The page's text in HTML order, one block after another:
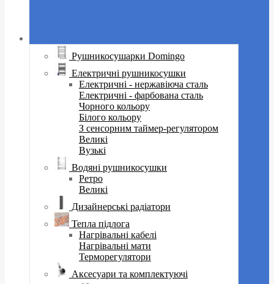
Рушникосушарки Domingo
Електричні рушникосушки
Електричні - нержавіюча сталь
Електричні - фарбована сталь
Чорного кольору
Білого кольору
З сенсорним таймер-регулятором
Великі
Вузькі
Водяні рушникосушки
Ретро
Великі
Дизайнерські радіатори
Тепла підлога
Нагрівальні кабелі
Нагрівальні мати
Терморегулятори
Аксесуари та комплектуючі